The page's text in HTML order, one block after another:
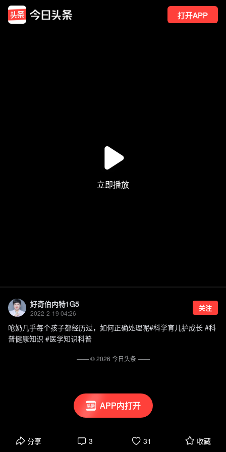
打开APP
APP内打开
好奇伯内特1G5
2022-2-19 04:26
关注
呛奶几乎每个孩子都经历过，如何正确处理呢#科学育儿护成长 #科
普健康知识 #医学知识科普
分享 3 31 收藏
—— ©2026 今日头条——